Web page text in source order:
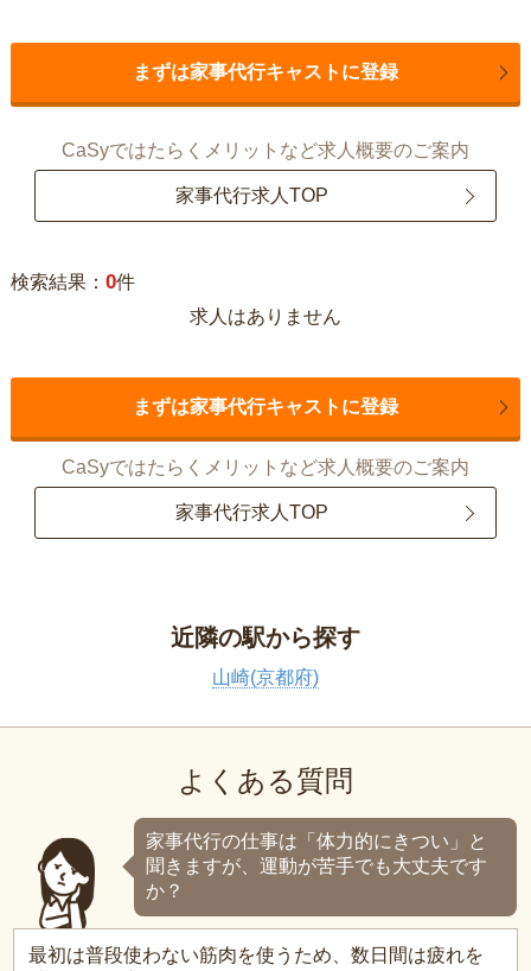
まずは家事代行キャストに登録
CaSyではたらくメリットなど求人概要のご案内
家事代行求人TOP
検索結果： 0件
求人はありません
まずは家事代行キャストに登録
CaSyではたらくメリットなど求人概要のご案内
家事代行求人TOP
近隣の駅から探す
山崎(京都府)
よくある質問
家事代行の仕事は「体力的にきつい」と
聞きますが、運動が苦手でも大丈夫です
か？
最初は普段使わない筋肉を使うため、数日間は疲れを